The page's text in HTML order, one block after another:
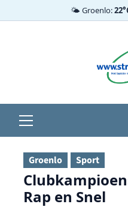
🌤️ Groenlo:
menu
Groenlo Sport
Rap en Snel